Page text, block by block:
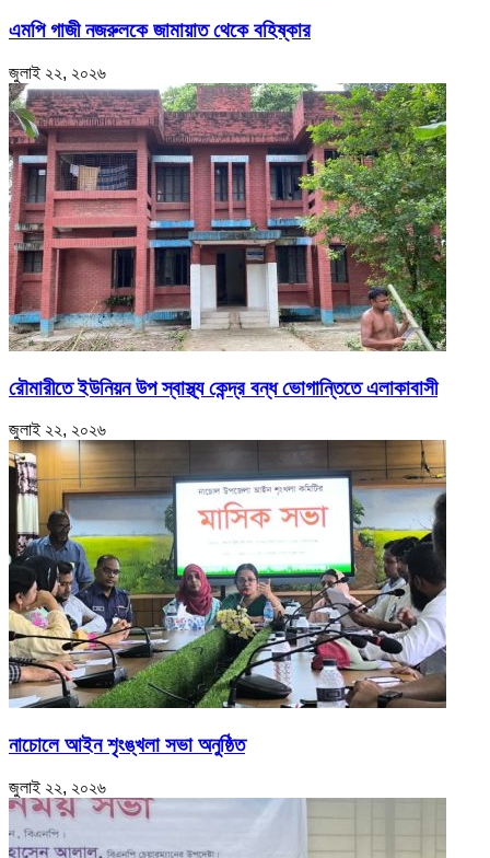
এমপি গাজী নজরুলকে জামায়াত থেকে বহিষ্কার
জুলাই ২২, ২০২৬
রৌমারীতে ইউনিয়ন উপ স্বাস্থ্য কেন্দ্র বন্ধ ভোগান্তিতে এলাকাবাসী
জুলাই ২২, ২০২৬
নাচোলে আইন শৃংঙ্খলা সভা অনুষ্ঠিত
জুলাই ২২, ২০২৬